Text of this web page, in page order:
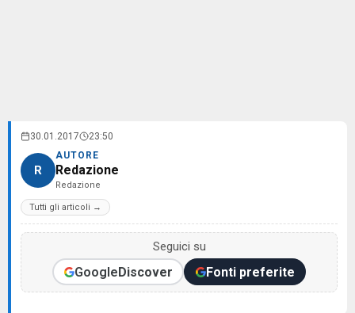
30.01.2017 23:50
R
AUTORE
Redazione
Redazione
Tutti gli articoli →
Seguici su
GoogleDiscover Fonti preferite